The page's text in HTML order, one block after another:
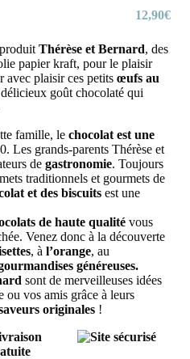
12,90€
Thérèse et Bernard, des
papier kraft, pour le plaisir
avec plaisir ces petits œufs au
goût chocolaté qui
famille, le chocolat est une
Les grands-parents Thérèse et
de gastronomie. Toujours
traditionnels et gourmets de
et des biscuits est une
de haute qualité vous
Venez donc à la découverte
, à l’orange, au
généreuses.
sont de merveilleuses idées
vos amis grâce à leurs
originales !